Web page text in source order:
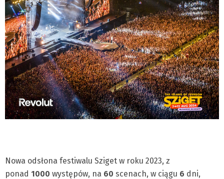
Nowa odsłona festiwalu Sziget w roku 2023, z
ponad 1000 występów, na 60 scenach, w ciągu 6 dni,